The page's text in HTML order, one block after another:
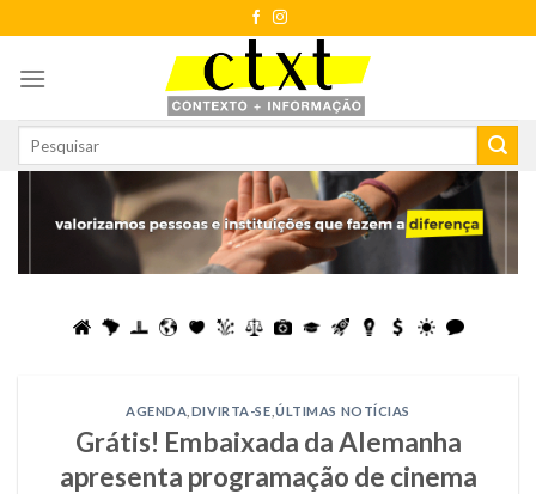
to
content
AGENDA DIVIRTA-SE ,ÚLTIMAS NOTÍCIAS
Grátis! Embaixada da Alemanha
apresenta programação de cinema